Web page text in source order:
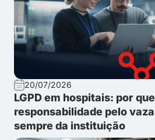
20/07/2026
LGPD em hospitais: por
responsabilidade pelo
sempre da instituição